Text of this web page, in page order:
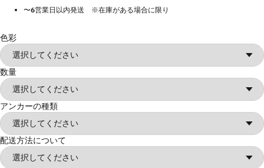
〜6営業日以内発送 ※在庫がある場合に限り
色彩
数量
アンカーの種類
配送方法について